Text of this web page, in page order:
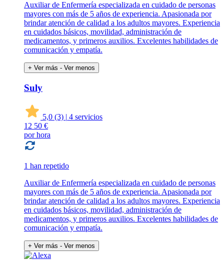
Auxiliar de Enfermería especializada en cuidado de personas
mayores con más de 5 años de experiencia. Apasionada por
brindar atención de calidad a los adultos mayores. Experiencia
en cuidados básicos, movilidad, administración de
medicamentos, y primeros auxilios. Excelentes habilidades de
comunicación y empatía.
+ Ver más - Ver menos
Suly
5,0 (3) | 4 servicios
12 50 €
por hora
1 han repetido
Auxiliar de Enfermería especializada en cuidado de personas
mayores con más de 5 años de experiencia. Apasionada por
brindar atención de calidad a los adultos mayores. Experiencia
en cuidados básicos, movilidad, administración de
medicamentos, y primeros auxilios. Excelentes habilidades de
comunicación y empatía.
+ Ver más - Ver menos